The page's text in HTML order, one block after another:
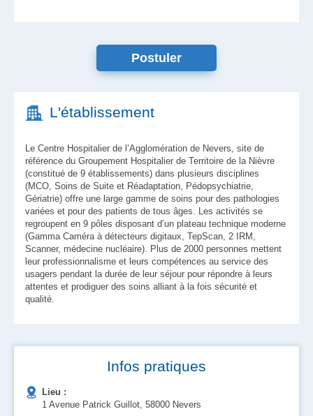
Postuler
L'établissement
Le Centre Hospitalier de l’Agglomération de Nevers, site de
référence du Groupement Hospitalier de Territoire de la Nièvre
(constitué de 9 établissements) dans plusieurs disciplines
(MCO, Soins de Suite et Réadaptation, Pédopsychiatrie,
Gériatrie) offre une large gamme de soins pour des pathologies
variées et pour des patients de tous âges. Les activités se
regroupent en 9 pôles disposant d’un plateau technique moderne
(Gamma Caméra à détecteurs digitaux, TepScan, 2 IRM,
Scanner, médecine nucléaire). Plus de 2000 personnes mettent
leur professionnalisme et leurs compétences au service des
usagers pendant la durée de leur séjour pour répondre à leurs
attentes et prodiguer des soins alliant à la fois sécurité et
qualité.
Infos pratiques
Lieu :
1 Avenue Patrick Guillot, 58000 Nevers